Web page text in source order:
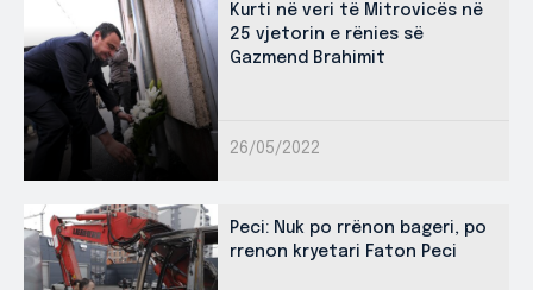
Kurti në veri të Mitrovicës në
25 vjetorin e rënies së
Gazmend Brahimit
26/05/2022
Peci: Nuk po rrënon bageri, po
rrenon kryetari Faton Peci